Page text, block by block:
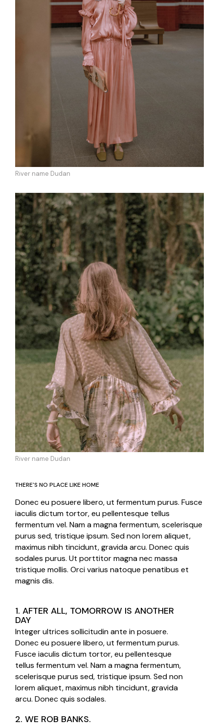
River name Dudan
River name Dudan
THERE'S NO PLACE LIKE HOME
Donec eu posuere libero, ut fermentum purus. Fusce
iaculis dictum tortor, eu pellentesque tellus
fermentum vel. Nam a magna fermentum, scelerisque
purus sed, tristique ipsum. Sed non lorem aliquet,
maximus nibh tincidunt, gravida arcu. Donec quis
sodales purus. Ut porttitor magna nec massa
tristique mollis. Orci varius natoque penatibus et
magnis dis.
1. AFTER ALL, TOMORROW IS ANOTHER
DAY
Integer ultrices sollicitudin ante in posuere.
Donec eu posuere libero, ut fermentum purus.
Fusce iaculis dictum tortor, eu pellentesque
tellus fermentum vel. Nam a magna fermentum,
scelerisque purus sed, tristique ipsum. Sed non
lorem aliquet, maximus nibh tincidunt, gravida
arcu. Donec quis sodales.
2. WE ROB BANKS.